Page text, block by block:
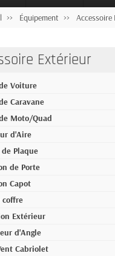
Équipement Accessoire
Extérieur
Voiture
Caravane
Moto/Quad
d'Aire
Plaque
de Porte
Capot
coffre
Extérieur
d'Angle
Cabriolet